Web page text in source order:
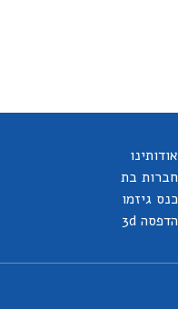
אודותינו
חברות בת
כנס גיזמו
הדפסה 3d